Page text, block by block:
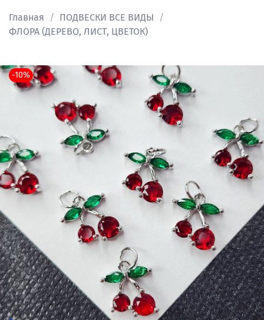
Главная
ПОДВЕСКИ ВСЕ ВИДЫ
ФЛОРА (ДЕРЕВО, ЛИСТ, ЦВЕТОК)
-10%